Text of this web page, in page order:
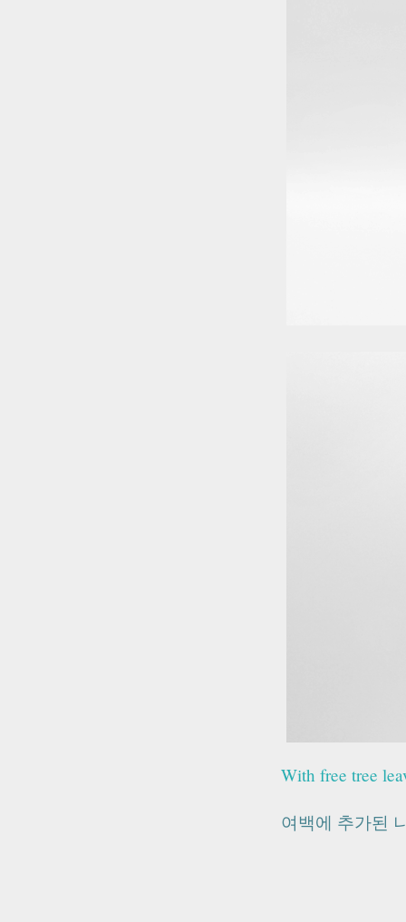
With free tree
여백에 추가된